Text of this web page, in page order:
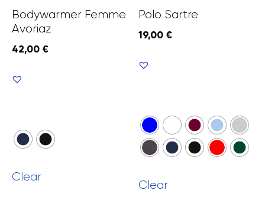
Bodywarmer Femme
Avoriaz
42,00 €
Clear
Polo Sartre
19,00 €
Clear